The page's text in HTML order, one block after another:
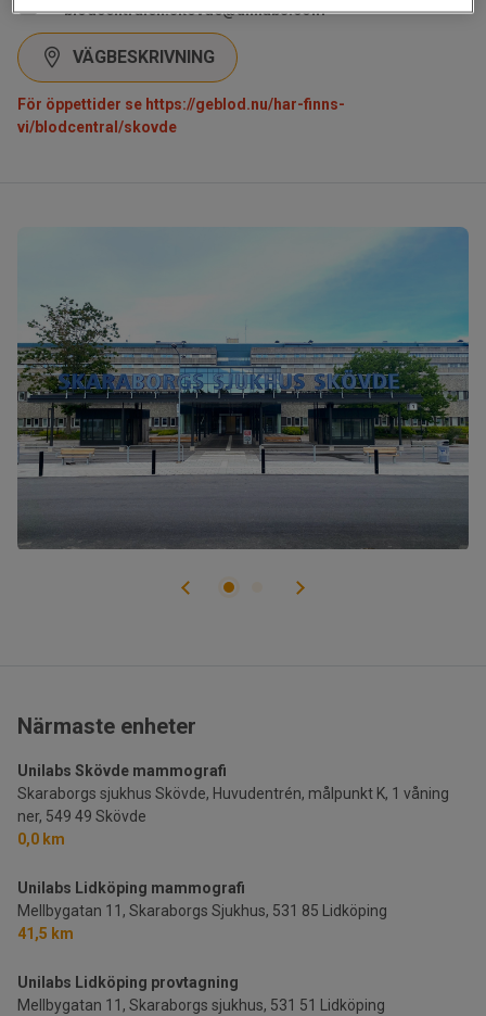
blodcentralen.skovde@unilabs.com
VÄGBESKRIVNING
För öppettider se https://geblod.nu/har-finns-
vi/blodcentral/skovde
Närmaste enheter
Unilabs Skövde mammografi
Skaraborgs sjukhus Skövde, Huvudentrén, målpunkt K, 1 våning
ner, 549 49 Skövde
0,0 km
Unilabs Lidköping mammografi
Mellbygatan 11, Skaraborgs Sjukhus, 531 85 Lidköping
41,5 km
Unilabs Lidköping provtagning
Mellbygatan 11, Skaraborgs sjukhus, 531 51 Lidköping